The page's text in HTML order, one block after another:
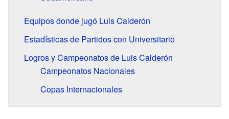
Equipos donde jugó Luis Calderón
Estadísticas de Partidos con Universitario
Logros y Campeonatos de Luis Calderón
Campeonatos Nacionales
Copas Internacionales